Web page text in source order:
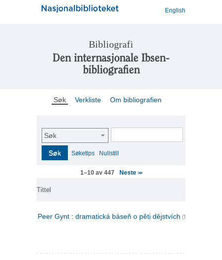
English
Bibliografi
Den internasjonale Ibsen-
bibliografien
Søk Verkliste Om bibliografien
Søk
Søk Søketips Nullstill
1–10 av 447 Neste >>
Tittel
Peer Gynt : dramatická báseň o pěti dějstvích (tsjekkisk)